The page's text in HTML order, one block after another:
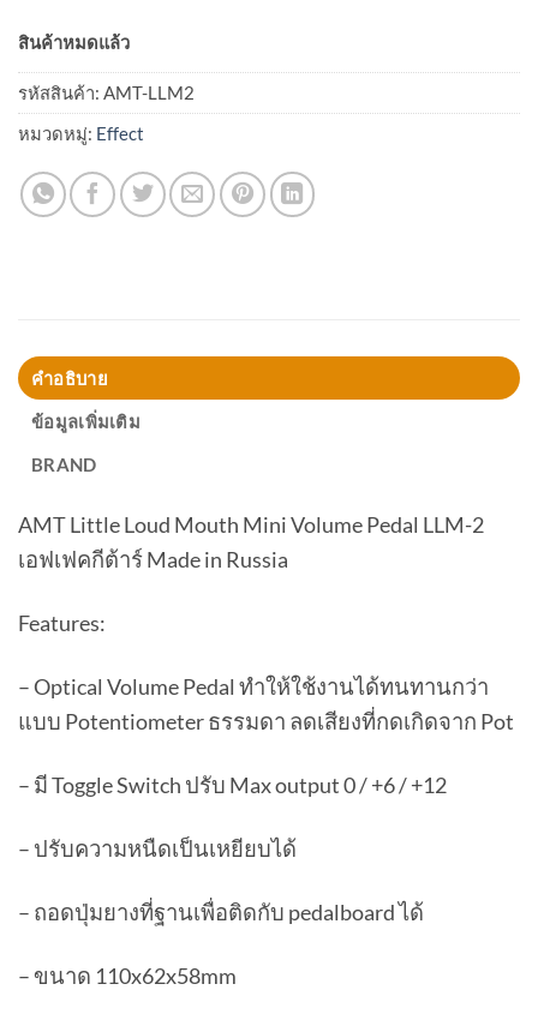
สินค้าหมดแล้ว
รหัสสินค้า: AMT-LLM2
หมวดหมู่: Effect
คำอธิบาย
ข้อมูลเพิ่มเติม
BRAND
AMT Little Loud Mouth Mini Volume Pedal LLM-2
เอฟเฟคกีต้าร์ Made in Russia
Features:
– Optical Volume Pedal ทำให้ใช้งานได้ทนทานกว่า
แบบ Potentiometer ธรรมดา ลดเสียงที่กดเกิดจาก Pot
– มี Toggle Switch ปรับ Max output 0 / +6 / +12
– ปรับความหนืดเป็นเหยียบได้
– ถอดปุ่มยางที่ฐานเพื่อติดกับ pedalboard ได้
– ขนาด 110x62x58mm